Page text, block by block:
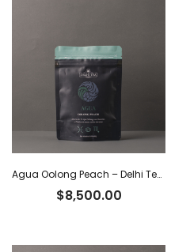
Agua Oolong Peach – Delhi Tea x 40 g
$8,500.00